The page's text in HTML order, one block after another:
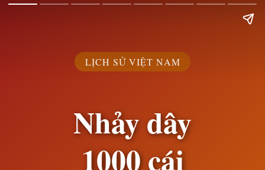
LỊCH SỬ VIỆT NAM
Nhảy dây
1000 cái